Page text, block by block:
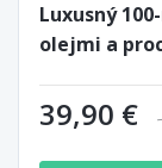
Luxusný
olejmi a
39,90 €